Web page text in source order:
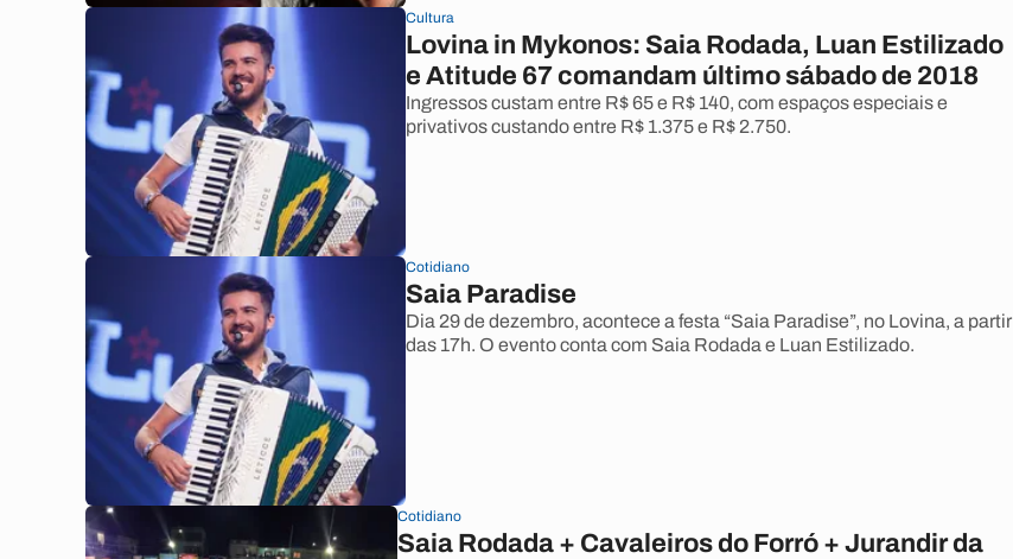
Cultura
Lovina in Mykonos: Saia Rodada, Luan Estilizado
e Atitude 67 comandam último sábado de 2018
Ingressos custam entre R$ 65 e R$ 140, com espaços especiais e
privativos custando entre R$ 1.375 e R$ 2.750.
Cotidiano
Saia Paradise
Dia 29 de dezembro, acontece a festa “Saia Paradise”, no Lovina, a partir
das 17h. O evento conta com Saia Rodada e Luan Estilizado.
Cotidiano
Saia Rodada + Cavaleiros do Forró + Jurandir da